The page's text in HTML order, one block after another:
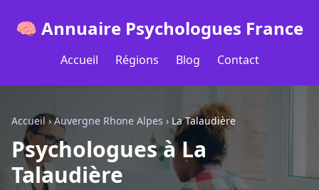
🧠 Annuaire Psychologues France
Accueil Régions Blog Contact
Accueil ›Auvergne Rhone Alpes › La Talaudière
Psychologues à La
Talaudière